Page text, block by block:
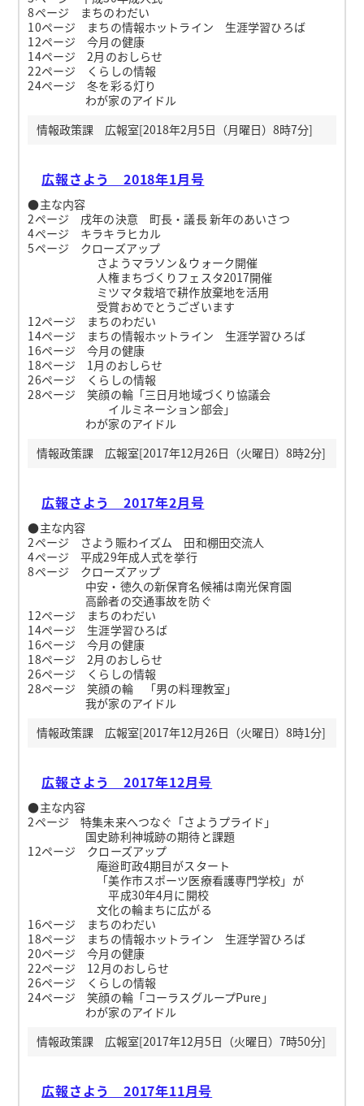
8ページ まちのわだい
10ページ まちの情報ホットライン 生涯学習ひろば
12ページ 今月の健康
14ページ 2月のおしらせ
22ページ くらしの情報
24ページ 冬を彩る灯り
わが家のアイドル
情報政策課 広報室[2018年2月5日（月曜日）8時7分]
広報さよう 2018年1月号
●主な内容
2ページ 戌年の決意 町長・議長 新年のあいさつ
4ページ キラキラヒカル
5ページ クローズアップ
さようマラソン＆ウォーク開催
人権まちづくりフェスタ2017開催
ミツマタ栽培で耕作放棄地を活用
受賞おめでとうございます
12ページ まちのわだい
14ページ まちの情報ホットライン 生涯学習ひろば
16ページ 今月の健康
18ページ 1月のおしらせ
26ページ くらしの情報
28ページ 笑顔の輪「三日月地域づくり協議会
イルミネーション部会」
わが家のアイドル
情報政策課 広報室[2017年12月26日（火曜日）8時2分]
広報さよう 2017年2月号
●主な内容
2ページ さよう賑わイズム 田和棚田交流人
4ページ 平成29年成人式を挙行
8ページ クローズアップ
中安・徳久の新保育名候補は南光保育園
高齢者の交通事故を防ぐ
12ページ まちのわだい
14ページ 生涯学習ひろば
16ページ 今月の健康
18ページ 2月のおしらせ
26ページ くらしの情報
28ページ 笑顔の輪 「男の料理教室」
我が家のアイドル
情報政策課 広報室[2017年12月26日（火曜日）8時1分]
広報さよう 2017年12月号
●主な内容
2ページ 特集未来へつなぐ「さようプライド」
国史跡利神城跡の期待と課題
12ページ クローズアップ
庵逧町政4期目がスタート
「美作市スポーツ医療看護専門学校」が
平成30年4月に開校
文化の輪まちに広がる
16ページ まちのわだい
18ページ まちの情報ホットライン 生涯学習ひろば
20ページ 今月の健康
22ページ 12月のおしらせ
26ページ くらしの情報
24ページ 笑顔の輪「コーラスグループPure」
わが家のアイドル
情報政策課 広報室[2017年12月5日（火曜日）7時50分]
広報さよう 2017年11月号